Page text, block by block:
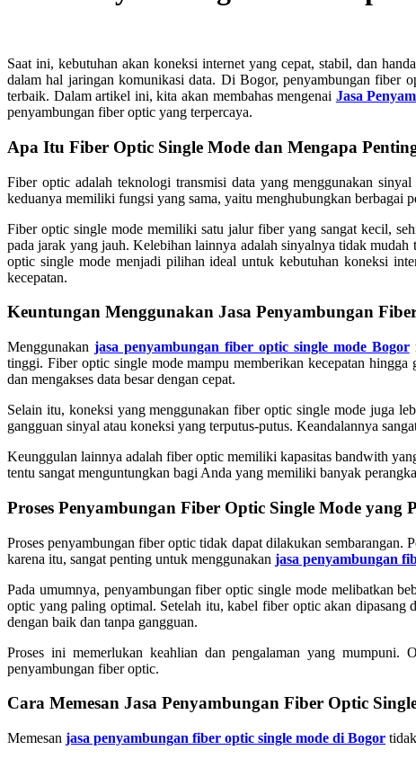
Saat ini, kebutuhan akan koneksi internet yang cepat, stabil, dan
dalam hal jaringan komunikasi data. Di Bogor, penyambungan fiber
terbaik. Dalam artikel ini, kita akan membahas mengenai Jasa
penyambungan fiber optic yang terpercaya.
Apa Itu Fiber Optic Single Mode dan Mengapa
Fiber optic adalah teknologi transmisi data yang menggunakan
keduanya memiliki fungsi yang sama, yaitu menghubungkan berbagai
Fiber optic single mode memiliki satu jalur fiber yang sangat kecil,
pada jarak yang jauh. Kelebihan lainnya adalah sinyalnya tidak
optic single mode menjadi pilihan ideal untuk kebutuhan koneksi
kecepatan.
Keuntungan Menggunakan Jasa Penyambungan
Menggunakan jasa penyambungan fiber optic single mode Bogor
tinggi. Fiber optic single mode mampu memberikan kecepatan
dan mengakses data besar dengan cepat.
Selain itu, koneksi yang menggunakan fiber optic single mode juga
gangguan sinyal atau koneksi yang terputus-putus. Keandalannya
Keunggulan lainnya adalah fiber optic memiliki kapasitas bandwith
tentu sangat menguntungkan bagi Anda yang memiliki banyak
Proses Penyambungan Fiber Optic Single Mode yang
Proses penyambungan fiber optic tidak dapat dilakukan
karena itu, sangat penting untuk menggunakan jasa penyambungan
Pada umumnya, penyambungan fiber optic single mode melibatkan
optic yang paling optimal. Setelah itu, kabel fiber optic akan dipasang
dengan baik dan tanpa gangguan.
Proses ini memerlukan keahlian dan pengalaman yang
penyambungan fiber optic.
Cara Memesan Jasa Penyambungan Fiber Optic
Memesan jasa penyambungan fiber optic single mode di Bogor